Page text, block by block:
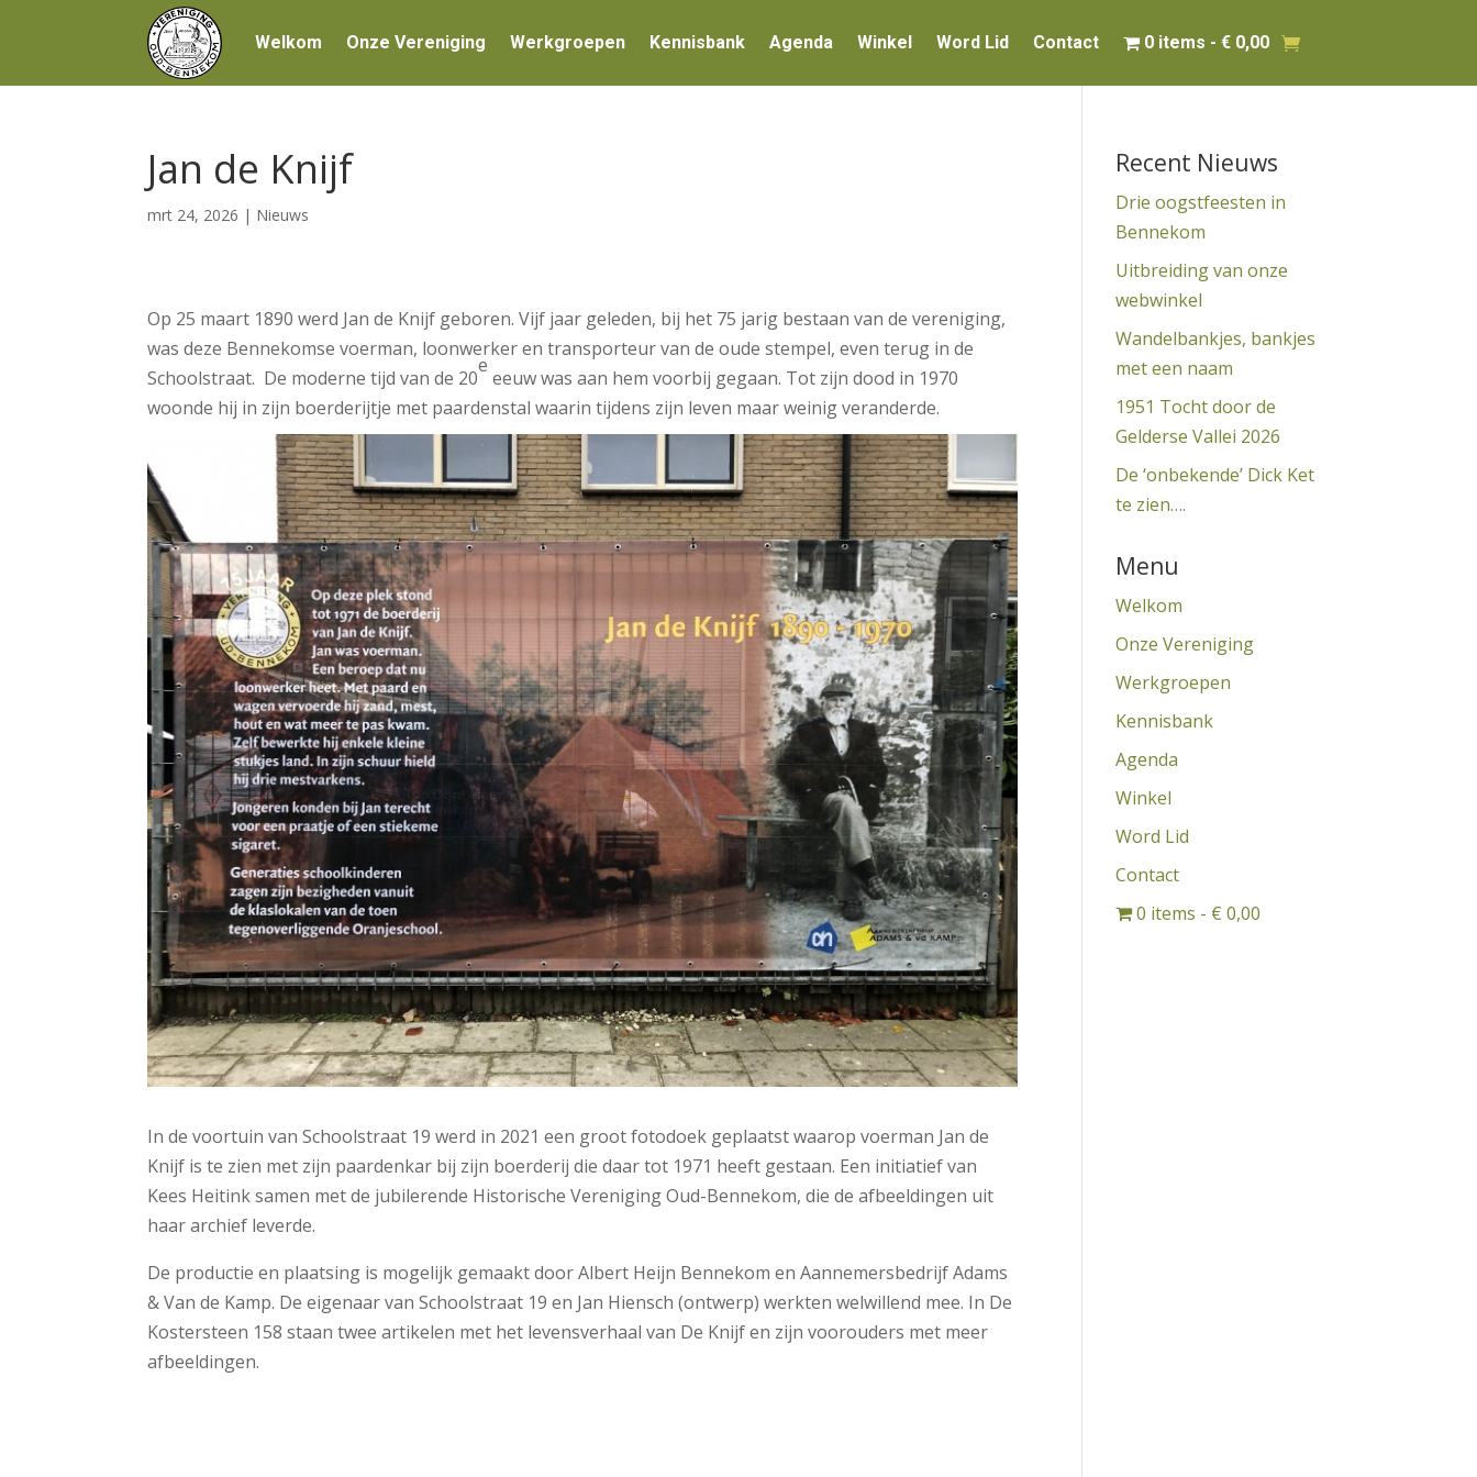
Welkom Onze Vereniging Werkgroepen Kennisbank Agenda Winkel Word Lid Contact 0 items € 0,00
Jan de Knijf
mrt 24, 2026 | Nieuws
Op 25 maart 1890 werd Jan de Knijf geboren. Vijf jaar geleden, bij het 75 jarig bestaan van de vereniging,
was deze Bennekomse voerman, loonwerker en transporteur van de oude stempel, even terug in de
Schoolstraat. De moderne tijd van de 20
e
eeuw was aan hem voorbij gegaan. Tot zijn dood in 1970
woonde hij in zijn boerderijtje met paardenstal waarin tijdens zijn leven maar weinig veranderde.
In de voortuin van Schoolstraat 19 werd in 2021 een groot fotodoek geplaatst waarop voerman Jan de
Knijf is te zien met zijn paardenkar bij zijn boerderij die daar tot 1971 heeft gestaan. Een initiatief van
Kees Heitink samen met de jubilerende Historische Vereniging Oud-Bennekom, die de afbeeldingen uit
haar archief leverde.
De productie en plaatsing is mogelijk gemaakt door Albert Heijn Bennekom en Aannemersbedrijf Adams
& Van de Kamp. De eigenaar van Schoolstraat 19 en Jan Hiensch (ontwerp) werkten welwillend mee. In De
Kostersteen 158 staan twee artikelen met het levensverhaal van De Knijf en zijn voorouders met meer
afbeeldingen.
Recent Nieuws
Drie oogstfeesten in
Bennekom
Uitbreiding van onze
webwinkel
Wandelbankjes, bankjes
met een naam
1951 Tocht door de
Gelderse Vallei 2026
De ‘onbekende’ Dick Ket
te zien….
Menu
Welkom
Onze Vereniging
Werkgroepen
Kennisbank
Agenda
Winkel
Word Lid
Contact
0 items
€ 0,00